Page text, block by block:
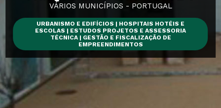
VÁRIOS MUNICÍPIOS - PORTUGAL
URBANISMO E EDIFÍCIOS | HOSPITAIS HOTÉIS E
ESCOLAS | ESTUDOS PROJETOS E ASSESSORIA
TÉCNICA | GESTÃO E FISCALIZAÇÃO DE
EMPREENDIMENTOS